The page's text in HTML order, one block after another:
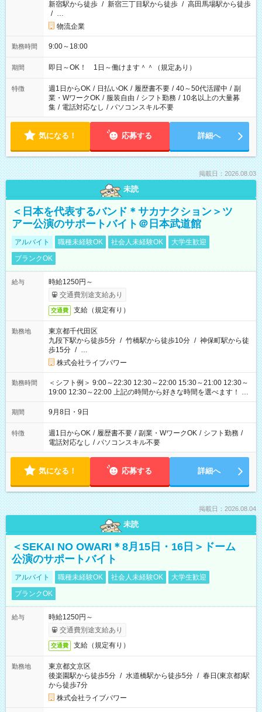
新宿駅から徒歩 / 新宿三丁目駅から徒歩 / 高田馬場駅から徒歩
/ …
物流企業
勤務時間 9:00～18:00
期間 即日～OK！ 1日～働けます＾＾（規定あり）
特徴 週1日からOK / 日払いOK / 履歴書不要 / 40～50代活躍中 / 副
業・WワークOK / 服装自由 / シフト勤務 / 10名以上の大量募
集 / 電話対応なし / パソコンスキル不要
気になる！ 応募する 詳細へ
掲載日：2026.08.03
未読
＜日本を代表するバンド＊サカナクション＞ツ
アー公演のサポートバイト＠日本武道館
アルバイト 職種未経験OK 社会人未経験OK
大学生歓迎
ブランクOK
給与
時給1250円～
交通費別途支給あり
交通費 支給（規定有り）
勤務地
東京都千代田区
九段下駅から徒歩5分 / 竹橋駅から徒歩10分 / 神保町駅から徒
歩15分 / …
株式会社ライブパワー
勤務時間
＜シフト例＞ 9:00～22:30 12:30～22:00 15:30～21:00 12:30～
19:00 12:30～22:00 上記の時間から好きな時間を選べます！ ※
時間は変更となる可能性があります
期間 9月8日・9日
特徴 週1日からOK / 履歴書不要 / 副業・WワークOK / シフト勤務 /
電話対応なし / パソコンスキル不要
気になる！ 応募する 詳細へ
掲載日：2026.08.04
未読
＜SEKAI NO OWARI＊8月15日・16日＞ドーム
公演のサポートバイト
アルバイト 職種未経験OK 社会人未経験OK
大学生歓迎
ブランクOK
給与
時給1250円～
交通費別途支給あり
交通費 支給（規定有り）
勤務地
東京都文京区
後楽園駅から徒歩5分 / 水道橋駅から徒歩5分 / 春日(東京都)駅
から徒歩7分
株式会社ライブパワー